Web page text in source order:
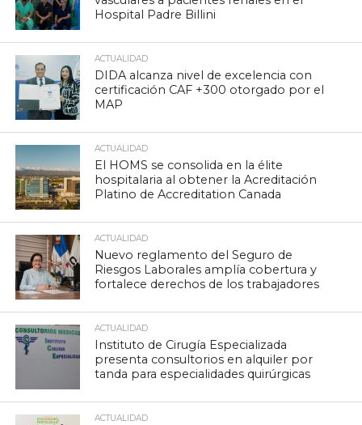
Hospital Padre Billini
ACTUALIDAD
DIDA alcanza nivel de excelencia con
certificación CAF +300 otorgado por el
MAP
ACTUALIDAD
El HOMS se consolida en la élite
hospitalaria al obtener la Acreditación
Platino de Accreditation Canada
ACTUALIDAD
Nuevo reglamento del Seguro de
Riesgos Laborales amplía cobertura y
fortalece derechos de los trabajadores
ACTUALIDAD
Instituto de Cirugía Especializada
presenta consultorios en alquiler por
tanda para especialidades quirúrgicas
ACTUALIDAD